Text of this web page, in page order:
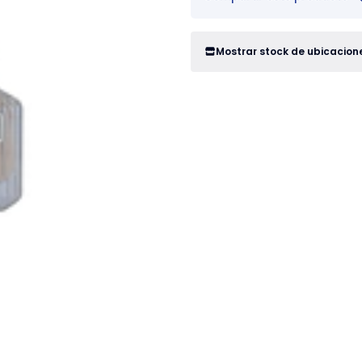
Mostrar stock de